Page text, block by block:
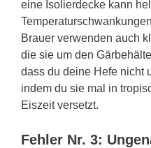
eine Isolierdecke kann
Brauer verwenden auch
die sie um den
dass du deine Hefe nicht
indem du sie mal in
Eiszeit versetzt.
Fehler Nr. 3: